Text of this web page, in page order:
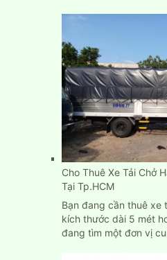
Thuê
Xe
Tải
Chở
Hàng
Tp.HCM,
Bình
Dương,
Biên
Hòa
Cho Thuê Xe Tải Chở
Tại Tp.HCM
Bạn đang cần thuê xe
kích thước dài 5 mét
đang tìm một đơn vị